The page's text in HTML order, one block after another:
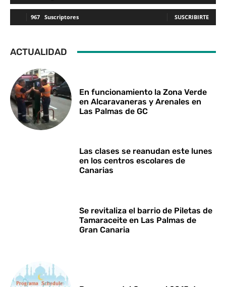
967 Suscriptores SUSCRIBIRTE
ACTUALIDAD
En funcionamiento la Zona Verde
en Alcaravaneras y Arenales en
Las Palmas de GC
Las clases se reanudan este lunes
en los centros escolares de
Canarias
Se revitaliza el barrio de Piletas de
Tamaraceite en Las Palmas de
Gran Canaria